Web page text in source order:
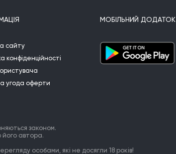
сайту
конфіденційності
угода оферти
МОБІЛЬНИЙ ДОДАТОК
законом.
його автора.
особами, які не досягли 18 років!